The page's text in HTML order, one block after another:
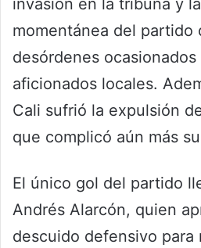
invasión en la tribuna y
momentánea del partido
desórdenes
aficionados locales.
Cali sufrió la expulsión
que complicó aún más
El único gol del partido
Andrés Alarcón, quien
descuido defensivo para